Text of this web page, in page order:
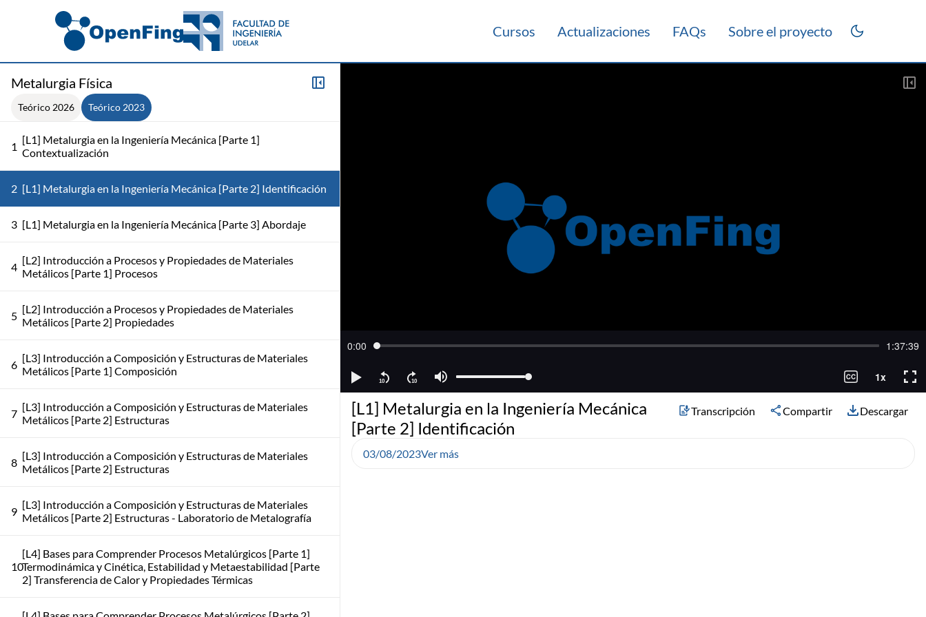
Cursos Actualizaciones FAQs Sobre el proyecto
Metalurgia Física
Teórico 2026 Teórico 2023
1 [L1] Metalurgia en la Ingeniería Mecánica [Parte 1]
Contextualización
2 [L1] Metalurgia en la Ingeniería Mecánica [Parte 2] Identificación
3 [L1] Metalurgia en la Ingeniería Mecánica [Parte 3] Abordaje
4 [L2] Introducción a Procesos y Propiedades de Materiales
Metálicos [Parte 1] Procesos
5 [L2] Introducción a Procesos y Propiedades de Materiales
Metálicos [Parte 2] Propiedades
6 [L3] Introducción a Composición y Estructuras de Materiales
Metálicos [Parte 1] Composición
7 [L3] Introducción a Composición y Estructuras de Materiales
Metálicos [Parte 2] Estructuras
8 [L3] Introducción a Composición y Estructuras de Materiales
Metálicos [Parte 2] Estructuras
9 [L3] Introducción a Composición y Estructuras de Materiales
Metálicos [Parte 2] Estructuras - Laboratorio de Metalografía
10
[L4] Bases para Comprender Procesos Metalúrgicos [Parte 1]
Termodinámica y Cinética, Estabilidad y Metaestabilidad [Parte
2] Transferencia de Calor y Propiedades Térmicas
[L1] Metalurgia en la Ingeniería Mecánica
[Parte 2] Identificación
Transcripción Compartir Descargar
03/08/2023Ver más